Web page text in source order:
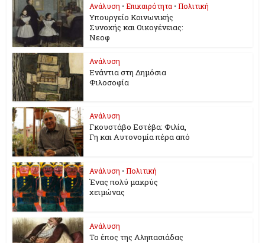
Ανάλυση • Επικαιρότητα • Πολιτική
Υπουργείο Κοινωνικής
Συνοχής και Οικογένειας:
Νεοφ
Ανάλυση
Ενάντια στη Δημόσια
Φιλοσοφία
Ανάλυση
Γκουστάβο Εστέβα: Φιλία,
Γη και Αυτονομία πέρα από
Ανάλυση • Πολιτική
Ένας πολύ μακρύς
χειμώνας
Ανάλυση
Το έπος της Αληπασιάδας